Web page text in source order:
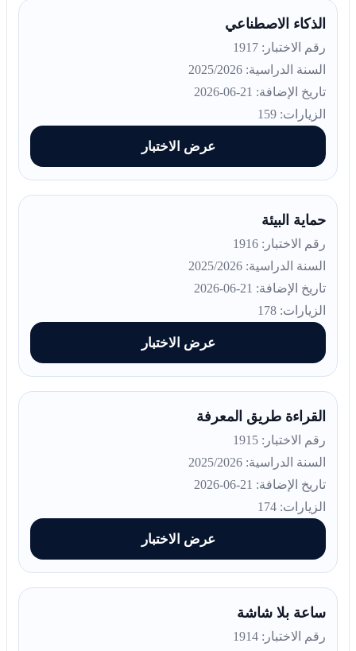
الذكاء الاصطناعي
رقم الاختبار: 1917
السنة الدراسية: 2025/2026
تاريخ الإضافة: 21-06-2026
الزيارات: 159
عرض الاختبار
حماية البيئة
رقم الاختبار: 1916
السنة الدراسية: 2025/2026
تاريخ الإضافة: 21-06-2026
الزيارات: 178
عرض الاختبار
القراءة طريق المعرفة
رقم الاختبار: 1915
السنة الدراسية: 2025/2026
تاريخ الإضافة: 21-06-2026
الزيارات: 174
عرض الاختبار
ساعة بلا شاشة
رقم الاختبار: 1914